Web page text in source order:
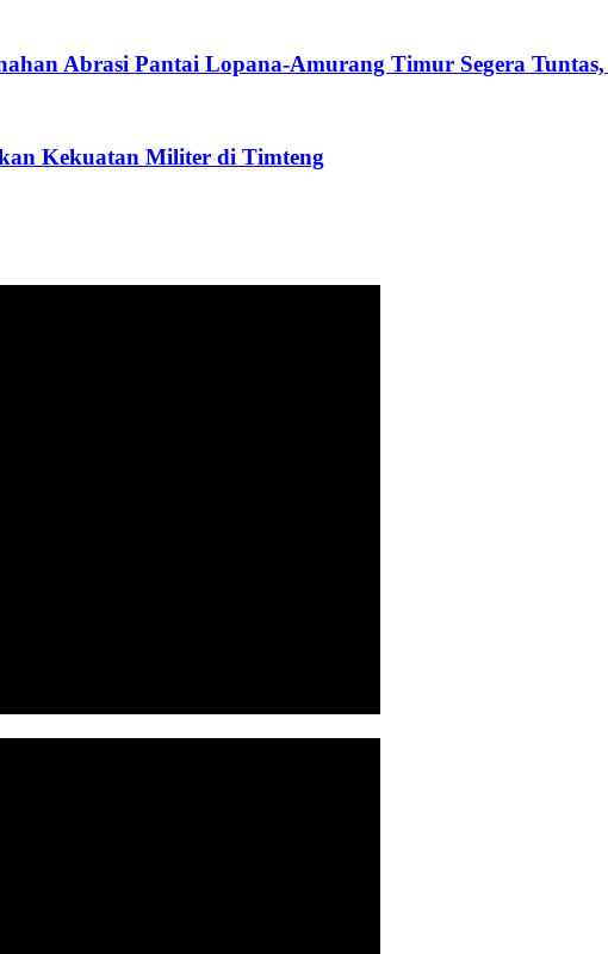
Abrasi Pantai Lopana-Amurang Timur Segera
Kekuatan Militer di Timteng